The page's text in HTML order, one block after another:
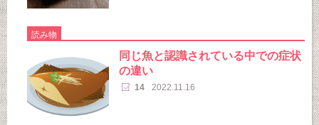
読み物
同じ魚と認識されている中での症状
の違い
14 2022.11.16